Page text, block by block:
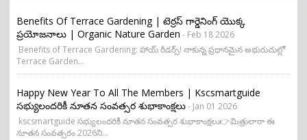
Benefits Of Terrace Gardening | టెర్రస్ గార్డెనింగ్ యొక్క
ప్రయోజనాలు | Organic Nature Garden - Feb 18 2026
Benefits of Terrace Gardening: హాయ్ రీడర్స్! నాకున్న ప్రధానమైన అభురుచుల్లో
Terrace Garden...
Happy New Year To All The Members | Kscsmartguide
సభ్యులందరికీ నూతన సంవత్సర శుభాకాంక్షలు- Jan 01 2026
kscsmartguide సభ్యులందరికీ నూతన సంవత్సర శుభాకాంక్షలు👉మిత్రులారా ఈ
నూతన సంవత్సరం 2026ని...